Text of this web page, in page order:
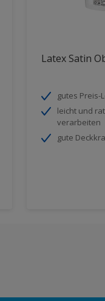
Latex Satin
gutes Preis-
leicht und
verarbeiten
gute